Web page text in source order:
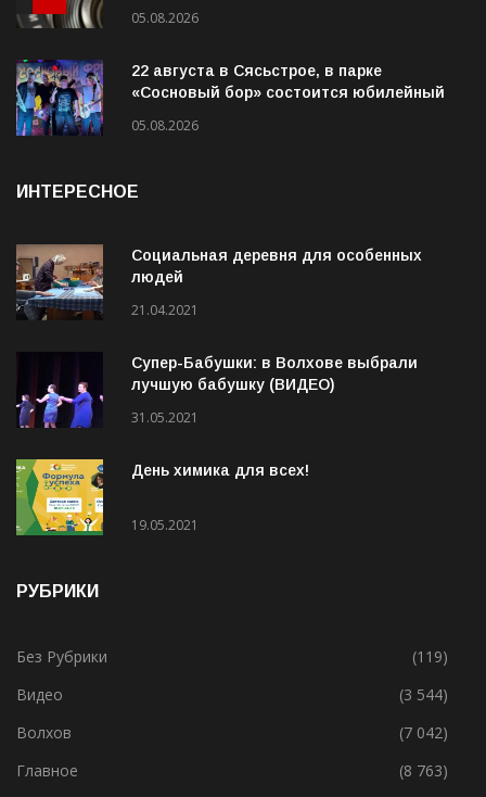
Интервью. Ирина Афанасьева о
05.08.2026
22 августа в Сясьстрое, в парке
Социальная деревня для особенных
21.04.2021
Супер-Бабушки: в Волхове выбрали
31.05.2021
День химика для всех!
Без Рубрики
(119)
Видео
(3 544)
Волхов
(7 042)